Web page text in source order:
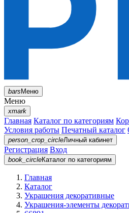
barsМеню
Меню
xmark
Главная Каталог по категориям
Условия работы Печатный каталог
person_crop_circleЛичный кабинет
Регистрация Вход
book_circleКаталог по категориям
Главная
Каталог
Украшения декоративные
Украшения-элементы